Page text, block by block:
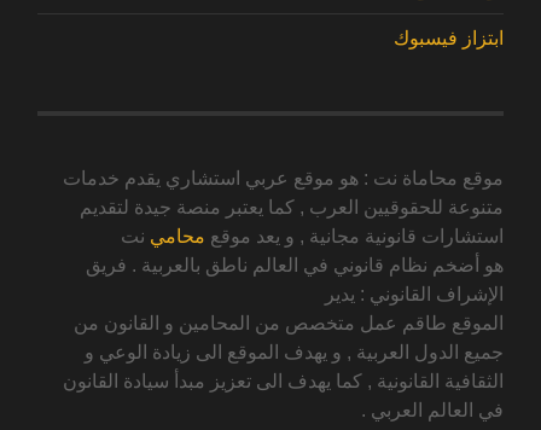
ابتزاز فيسبوك
موقع محاماة نت : هو موقع عربي استشاري يقدم خدمات
متنوعة للحقوقيين العرب , كما يعتبر منصة جيدة لتقديم
استشارات قانونية مجانية , و يعد موقع محامي نت
هو أضخم نظام قانوني في العالم ناطق بالعربية . فريق
الإشراف القانوني : يدير
الموقع طاقم عمل متخصص من المحامين و القانون من
جميع الدول العربية , و يهدف الموقع الى زيادة الوعي و
الثقافية القانونية , كما يهدف الى تعزيز مبدأ سيادة القانون
في العالم العربي .